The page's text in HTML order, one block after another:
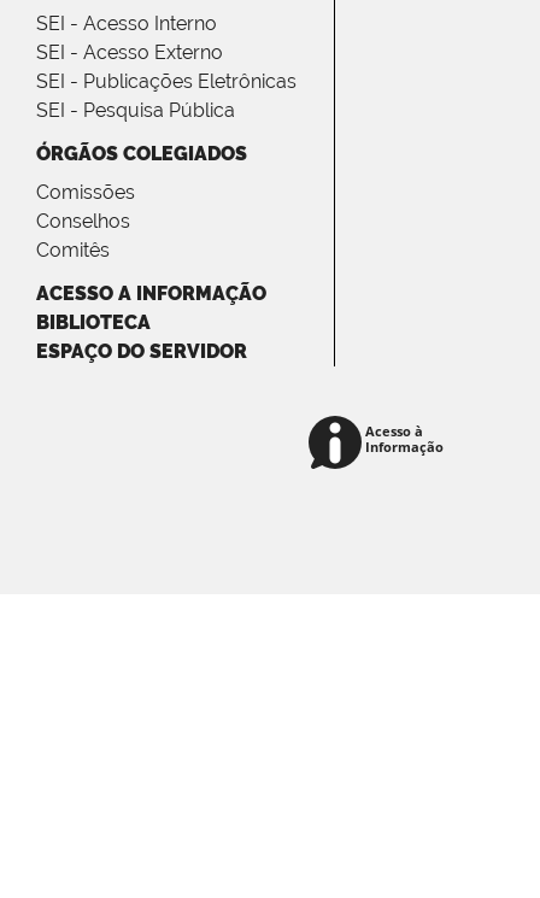
SEI - Acesso Interno
SEI - Acesso Externo
SEI - Publicações Eletrônicas
SEI - Pesquisa Pública
ÓRGÃOS COLEGIADOS
Comissões
Conselhos
Comitês
ACESSO A INFORMAÇÃO
BIBLIOTECA
ESPAÇO DO SERVIDOR